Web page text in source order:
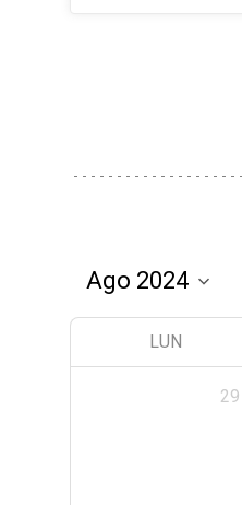
LUN
29